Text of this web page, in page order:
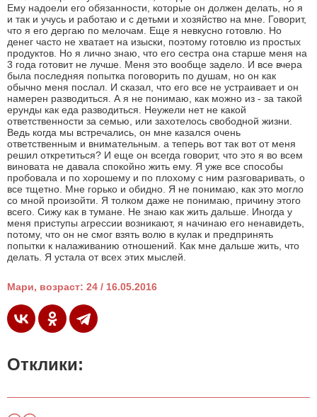
Ему надоели его обязанности, которые он должен делать, но я
и так и учусь и работаю и с детьми и хозяйство на мне. Говорит,
что я его дергаю по мелочам. Еще я невкусно готовлю. Но
денег часто не хватает на изыски, поэтому готовлю из простых
продуктов. Но я лично знаю, что его сестра она старше меня на
3 года готовит не лучше. Меня это вообще задело. И все вчера
была последняя попытка поговорить по душам, но он как
обычно меня послал. И сказал, что его все не устраивает и он
намерен разводиться. А я не понимаю, как можно из - за такой
ерунды как еда разводиться. Неужели нет не какой
ответственности за семью, или захотелось свободной жизни.
Ведь когда мы встречались, он мне казался очень
ответственным и внимательным. а теперь вот так вот от меня
решил откретиться? И еще он всегда говорит, что это я во всем
виновата не давала спокойно жить ему. Я уже все способы
пробовала и по хорошему и по плохому с ним разговаривать, о
все тщетно. Мне горько и обидно. Я не понимаю, как это могло
со мной произойти. Я толком даже не понимаю, причину этого
всего. Сижу как в тумане. Не знаю как жить дальше. Иногда у
меня приступы агрессии возникают, я начинаю его ненавидеть,
потому, что он не смог взять волю в кулак и предпринять
попытки к налаживанию отношений. Как мне дальше жить, что
делать. Я устала от всех этих мыслей.
Мари, возраст: 24 / 16.05.2016
Отклики: